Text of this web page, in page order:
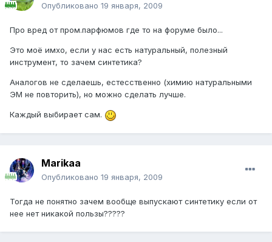
Опубликовано 19 января, 2009
Про вред от пром.парфюмов где то на форуме было...
Это моё имхо, если у нас есть натуральный, полезный
инструмент, то зачем синтетика?
Аналогов не сделаешь, естесственно (химию натуральными
ЭМ не повторить), но можно сделать лучше.
Каждый выбирает сам.
Marikaa
Опубликовано 19 января, 2009
Тогда не понятно зачем вообще выпускают синтетику если от
нее нет никакой пользы?????